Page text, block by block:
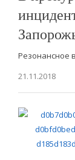
Резонансное
21.11.2018